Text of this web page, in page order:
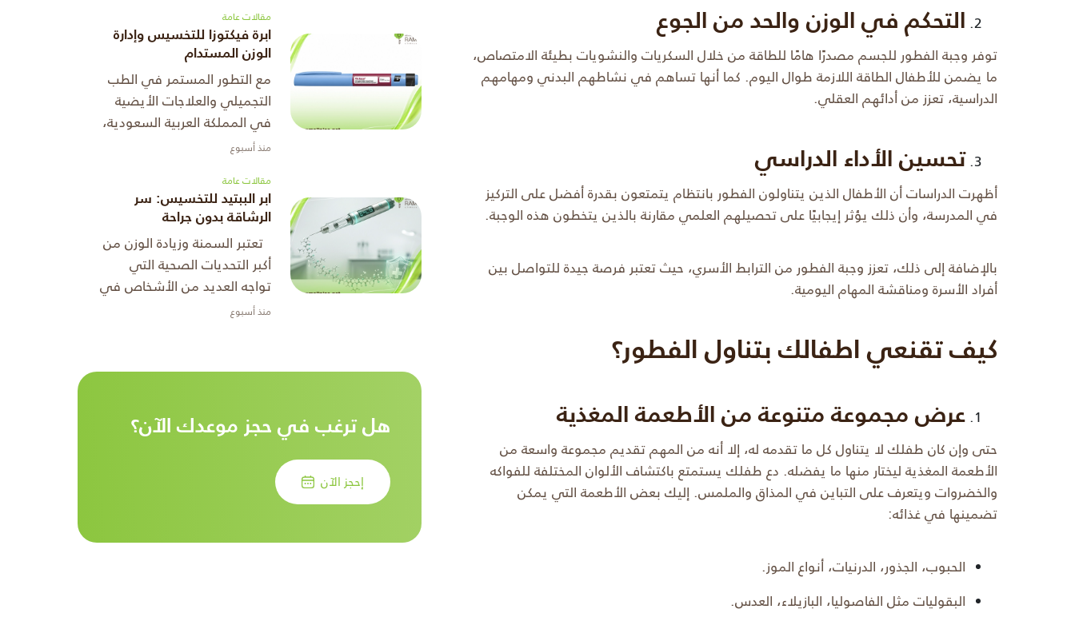
التحكم في الوزن والحد من الجوع
توفر وجبة الفطور للجسم مصدرًا هامًا للطاقة من خلال السكريات والنشويات بطيئة الامتصاص،
ما يضمن للأطفال الطاقة اللازمة طوال اليوم. كما أنها تساهم في نشاطهم البدني ومهامهم
الدراسية، تعزز من أدائهم العقلي.
تحسين الأداء الدراسي
أظهرت الدراسات أن الأطفال الذين يتناولون الفطور بانتظام يتمتعون بقدرة أفضل على التركيز
في المدرسة، وأن ذلك يؤثر إيجابيًا على تحصيلهم العلمي مقارنة بالذين يتخطون هذه الوجبة.
بالإضافة إلى ذلك، تعزز وجبة الفطور من الترابط الأسري، حيث تعتبر فرصة جيدة للتواصل بين
أفراد الأسرة ومناقشة المهام اليومية.
كيف تقنعي اطفالك بتناول الفطور؟
عرض مجموعة متنوعة من الأطعمة المغذية
حتى وإن كان طفلك لا يتناول كل ما تقدمه له، إلا أنه من المهم تقديم مجموعة واسعة من
الأطعمة المغذية ليختار منها ما يفضله. دع طفلك يستمتع باكتشاف الألوان المختلفة للفواكه
والخضروات ويتعرف على التباين في المذاق والملمس. إليك بعض الأطعمة التي يمكن
تضمينها في غذائه:
الحبوب، الجذور، الدرنيات، أنواع الموز.
البقوليات مثل الفاصوليا، البازيلاء، العدس.
المقال داخل المملكة. من ...
مقالات عامة
ابرة فيكتوزا للتخسيس وإدارة
الوزن المستدام
مع التطور المستمر في الطب
التجميلي والعلاجات الأيضية
في المملكة العربية السعودية،
أصبحت البدائل الغير جراحية
الأول لمن يبحث عن الأمان وا
...
منذ أسبوع
مقالات عامة
ابر الببتيد للتخسيس: سر
الرشاقة بدون جراحة
تعتبر السمنة وزيادة الوزن من
أكبر التحديات الصحية التي
تواجه العديد من الأشخاص في
عصرنا الحالي، كما أن الرغبة في
منذ أسبوع
هل ترغب في حجز موعدك الآن؟
إحجز الآن